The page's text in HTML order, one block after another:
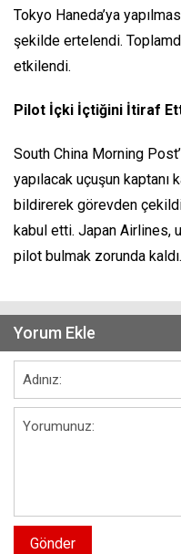
Tokyo Haneda’ya
şekilde ertelendi.
etkilendi.
Pilot İçki İçtiğini İtiraf
South China Morning
yapılacak uçuşun kaptanı
bildirerek görevden
kabul etti. Japan Airlines,
pilot bulmak zorunda kaldı.
Yorum Ekle
Gönder